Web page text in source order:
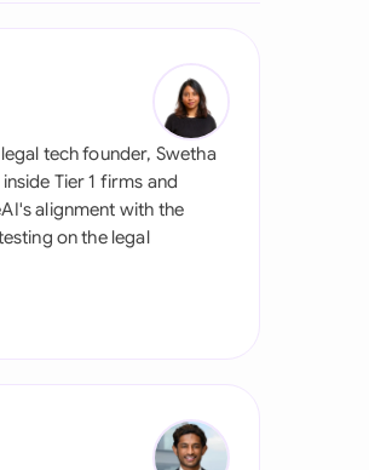
tech founder, Swetha
Tier 1 firms and
alignment with the
on the legal